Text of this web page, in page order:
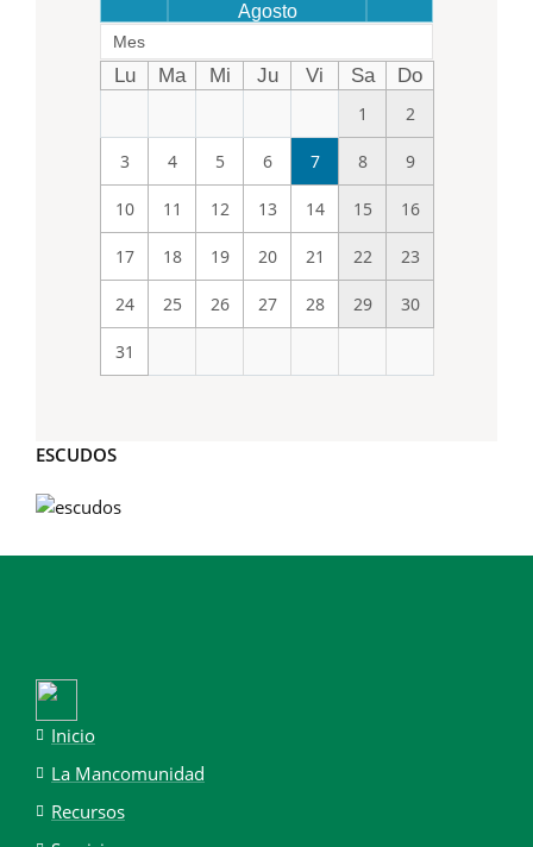
Agosto
Mes
Lu Ma Mi Ju Vi Sa
Do
1
2
3 4 5 6 7 8 9
10 11 12 13 14 15 16
17 18 19 20 21 22 23
24 25 26 27 28 29 30
31
ESCUDOS
Inicio
La Mancomunidad
Recursos